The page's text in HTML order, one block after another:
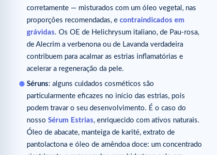
corretamente — misturados com um óleo vegetal, nas
proporções recomendadas, e contraindicados em
grávidas. Os OE de Helichrysum italiano, de Pau-rosa,
de Alecrim a verbenona ou de Lavanda verdadeira
contribuem para acalmar as estrias inflamatórias e
acelerar a regeneração da pele.
Séruns: alguns cuidados cosméticos são
particularmente eficazes no início das estrias, pois
podem travar o seu desenvolvimento. É o caso do
nosso Sérum Estrias, enriquecido com ativos naturais.
Óleo de abacate, manteiga de karité, extrato de
pantolactona e óleo de amêndoa doce: um concentrado